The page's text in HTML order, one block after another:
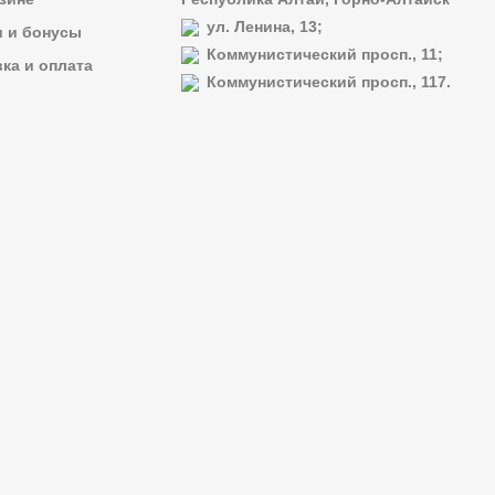
и бонусы
и оплата
ул. Ленина, 13;
Коммунистический просп., 11;
Коммунистический просп., 117.